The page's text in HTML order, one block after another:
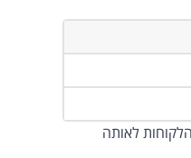
העלייה במספר הלקוחות לאותה